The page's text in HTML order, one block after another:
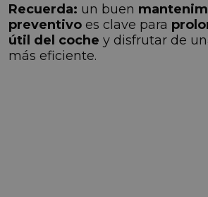
Recuerda: un buen
preventivo es clave para
útil del coche y disfrutar de
más eficiente.